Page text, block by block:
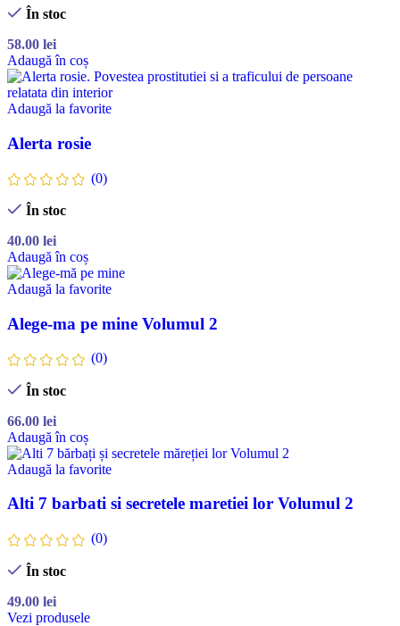
În stoc
58.00 lei
Adaugă în coș
Adaugă la favorite
Alerta rosie
(0)
În stoc
40.00 lei
Adaugă în coș
Adaugă la favorite
Alege-ma pe mine Volumul 2
(0)
În stoc
66.00 lei
Adaugă în coș
Adaugă la favorite
Alti 7 barbati si secretele maretiei lor Volumul 2
(0)
În stoc
49.00 lei
Vezi produsele